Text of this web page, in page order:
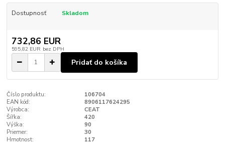
Dostupnosť Skladom
732,86 EUR
595,82 EUR bez DPH
Pridať do košíka
Číslo produktu:
106704
EAN kód:
8906117624295
Výrobca:
CEAT
Šířka:
420
Výška:
90
Priemer:
30
Hmotnost:
117